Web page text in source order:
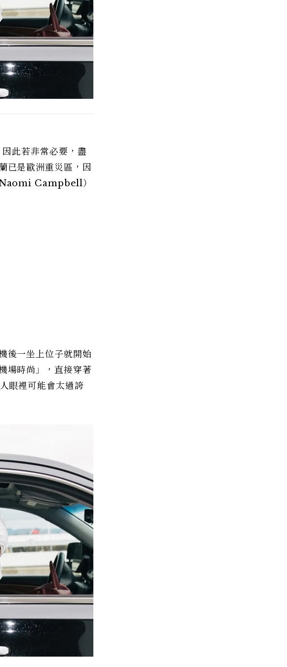
此若非常必要，盡
已是歐洲重災區，因
Naomi Campbell）
後一坐上位子就開始
場時尚」，直接穿著
眼裡可能會太過誇